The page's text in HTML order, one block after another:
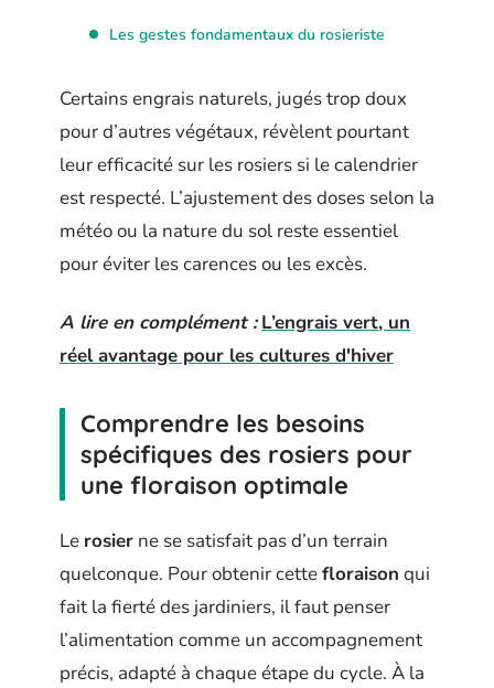
Les gestes fondamentaux du rosieriste
Certains engrais naturels, jugés trop doux
pour d’autres végétaux, révèlent pourtant
leur efficacité sur les rosiers si le calendrier
est respecté. L’ajustement des doses selon la
météo ou la nature du sol reste essentiel
pour éviter les carences ou les excès.
A lire en complément : L’engrais vert, un
réel avantage pour les cultures d'hiver
Comprendre les besoins
spécifiques des rosiers pour
une floraison optimale
Le rosier ne se satisfait pas d’un terrain
quelconque. Pour obtenir cettefloraison qui
fait la fierté des jardiniers, il faut penser
l’alimentation comme un accompagnement
précis, adapté à chaque étape du cycle. À la